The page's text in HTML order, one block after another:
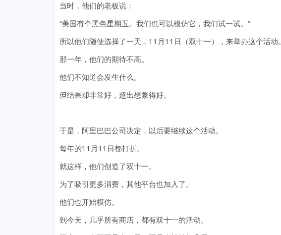
当时，他们的老板说：
“美国有个黑色星期五。我们也可以模仿它，我们试一试。”
所以他们随便选择了一天，11月11日（双十一），来举办这个活动。
那一年，他们的期待不高。
他们不知道会发生什么。
但结果却非常好，超出想象得好。
于是，阿里巴巴公司决定，以后要继续这个活动。
每年的11月11日都打折。
就这样，他们创造了双十一。
为了吸引更多消费，其他平台也加入了。
他们也开始模仿。
到今天，几乎所有商店，都有双十一的活动。